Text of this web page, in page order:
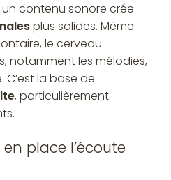
contenu sonore crée
plus solides. Même
le cerveau
notamment les mélodies,
C’est la base de
, particulièrement
place l’écoute